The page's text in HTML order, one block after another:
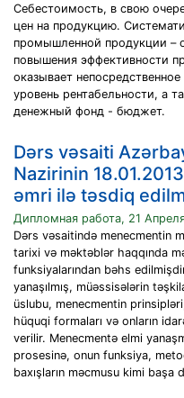
Себестоимость, в свою
цен на продукцию.
промышленной продукции –
повышения эффективности
оказывает
уровень рентабельности, а
денежный фонд - бюджет.
Dərs vəsaiti
Nazirinin
əmri ilə təsdiq
Дипломная работа, 21
Dərs vəsaitində menecmentin
tarixi və məktəblər haqqında
funksiyalarından bəhs
yanaşılmış, müəssisələrin
üslubu, menecmentin
hüquqi formaları və onların
verilir. Menecmentə elmi
prosesinə, onun funksiya,
baxışların məcmusu kimi başa